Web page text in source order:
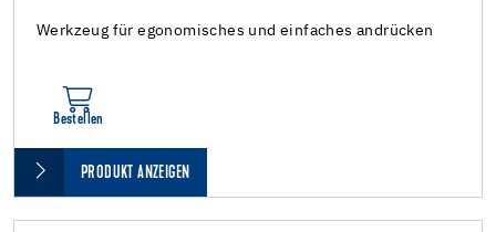
Werkzeug für egonomisches und einfaches andrücken
Bestellen
PRODUKT ANZEIGEN